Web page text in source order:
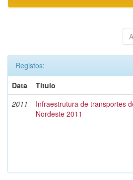
Registos:
Data
Título
2011
Infraestrutura de transportes
Nordeste 2011